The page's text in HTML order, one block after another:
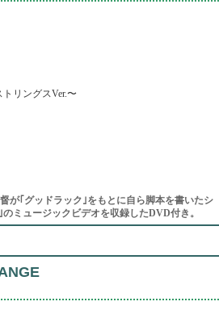
リングスVer.〜
が｢グッドラック｣をもとに自ら脚本を書いたシ
ミュージックビデオを収録したDVD付き。